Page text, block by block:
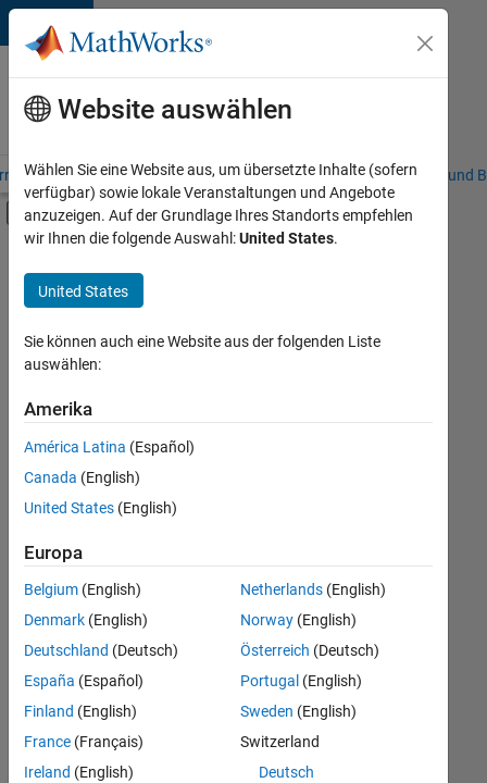
Weiter zum Inhalt
Karriere
bei
MathWorks
– Übersicht Stellensuche Niederlassungen Studierende und
Umschaltung für Off-Canvas-
Hauptinhalt
Information Technology
Commercial Sales
Customer Support
Sales Operations
Business Model Team
Finance and Operations
Human Resources
Legal
+7
Derzeit
es
keine
offenen
Stellen,
Ihren
Suchkriterien
entsprechen.
können
die
Suchkriterien
weiter
fassen
oder
Website auswählen
Wählen Sie eine Website aus, um übersetzte Inhalte (sofern
verfügbar) sowie lokale Veranstaltungen und Angebote
anzuzeigen. Auf der Grundlage Ihres Standorts empfehlen
wir Ihnen die folgende Auswahl:United States.
United States
Sie können auch eine Website aus der folgenden Liste
auswählen:
Amerika
América Latina (Español)
Canada (English)
United States (English)
Europa
Belgium (English)
Denmark (English)
Deutschland (Deutsch)
España (Español)
Finland (English)
France (Français)
Ireland (English)
Netherlands(English)
Norway(English)
Österreich (Deutsch)
Portugal (English)
Sweden (English)
Switzerland
Deutsch